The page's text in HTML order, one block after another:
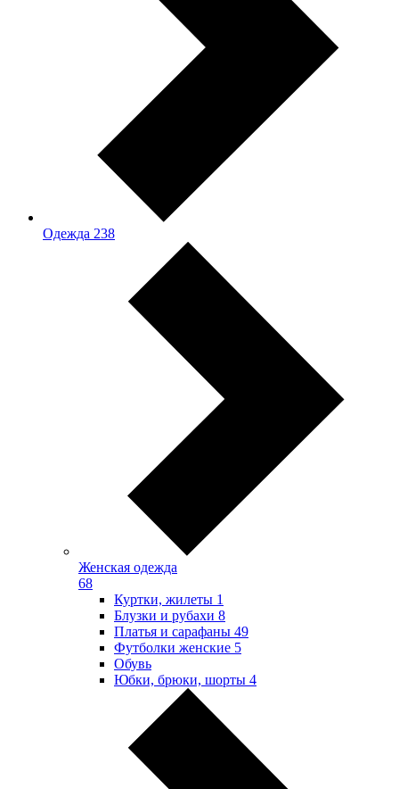
Одежда 238
Женская одежда
68
Куртки, жилеты 1
Блузки и рубахи 8
Платья и сарафаны 49
Футболки женские 5
Обувь
Юбки, брюки, шорты 4